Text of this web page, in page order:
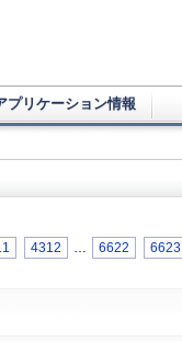
プリケーション情報
4312 … 6622 6623